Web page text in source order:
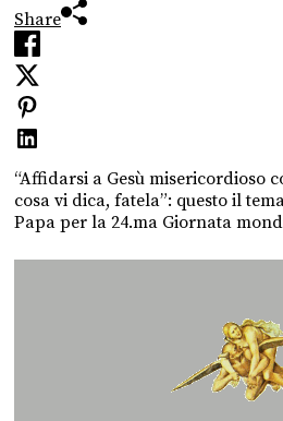
Share
“Affidarsi a Gesù misericordioso
cosa vi dica, fatela”: questo il
Papa per la 24.ma Giornata